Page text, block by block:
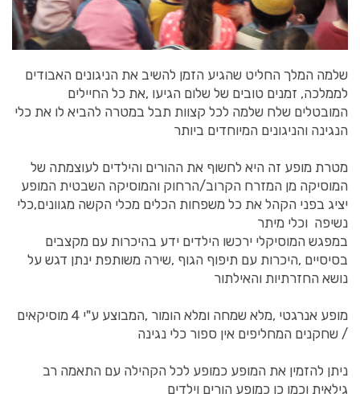
שלמה המלך החליט שהגיע הזמן להשיב את הניגונים האבודים
לממלכה, זמנים טובים של שלום הגיעו ,את כל החיילים
המובטלים שלח שלמה לכל קצוות תבל במטרה להביא לו את כלי
הנגינה והניגונים המיוחדים ביותר
מטרת מופע זה היא לחשוף את ההורים והילדים לעוצמתה של
המוסיקה מן המזרח הקרוב/הרחוק והמוסיקה השבטית המופע
יציג בפני הקהל את כל משפחות הכלים מכלי הקשה מגוונים,כלי
נשיפה וכלי מיתר
במפגש המוסיקלי ירכשו הילדים ידע בהיכרות עם מקצבים
בסיסיים ,היכרות עם תיפוף הגוף ,שירה משותפת ינתן דגש על
נושא החזרתיות והאילתור
מופע אנרגטי ,מלא שמחה ומלא הומור ,המבוצע ע"י 4 מוסיקאים
/ שחקנים המחליפים אין ספור כלי נגינה
ניתן להזמין את המופע כמופע לכל הקהילה עם התאמה רב
גילאית וכמו כן כמופע הורים וילדים